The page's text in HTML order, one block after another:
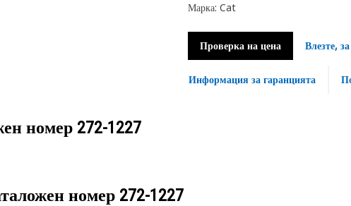
Марка: Cat
Проверка на цена Влезте,
Информация за гаранцията
номер 272-1227
номер 272-1227